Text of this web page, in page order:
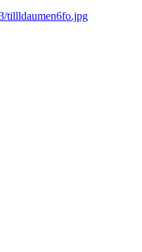
tillldaumen6fo.jpg